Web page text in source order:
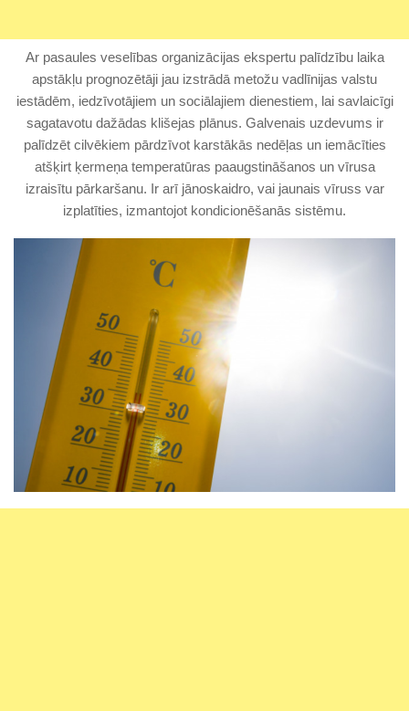
Ar pasaules veselības organizācijas ekspertu palīdzību laika
apstākļu prognozētāji jau izstrādā metožu vadlīnijas valstu
iestādēm, iedzīvotājiem un sociālajiem dienestiem, lai savlaicīgi
sagatavotu dažādas klišejas plānus. Galvenais uzdevums ir
palīdzēt cilvēkiem pārdzīvot karstākās nedēļas un iemācīties
atšķirt ķermeņa temperatūras paaugstināšanos un vīrusa
izraisītu pārkaršanu. Ir arī jānoskaidro, vai jaunais vīruss var
izplatīties, izmantojot kondicionēšanās sistēmu.